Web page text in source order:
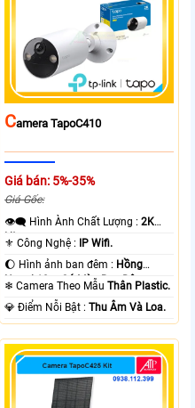
CAmera TapoC410
Giá bán: 5%-35%
Giá Gốc:
👁️‍🗨 Hình Ành Chất Lượng :2K
Lite .
⚜️ Công Nghệ : IP Wifi.
🌔 Hình ảnh ban đêm : Hồng
Ngoại 10m Có Màu Ban Ðêm.
❄ Camera Theo MẫuThân Plastic.
️💎 Điểm Nỗi Bật :Thu Âm Và Loa.